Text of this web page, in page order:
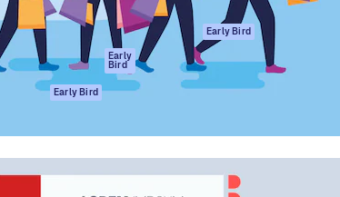
stemmegenerator
Stockindhold
MCP til
Claude/ChatGPT
Early
Bird
Agenter Early Bird
Mobilapp
Alle Magnific
værktøjer
Privatlivspolitik
Originaler
Early Bird
Cookies politik
Tillidscenter
Blog
Sælg
Leder